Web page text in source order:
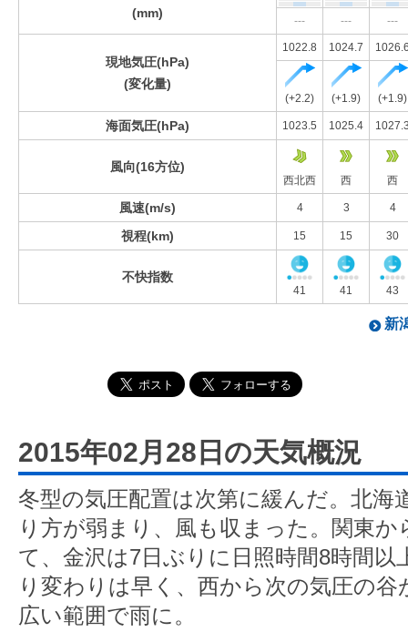
(mm)
--- --- ---
現地気圧(hPa)
(変化量)
1022.8 1024.7
(+2.2) (+1.9) (+1.9)
海面気圧(hPa) 1023.5 1025.4
風向(16方位)
西北西 西 西
風速(m/s) 4 3 4
視程(km) 15 15 30
不快指数
41 41 43
新
2015年02月28日の天気概況
冬型の気圧配置は次第に緩んだ。北海
り方が弱まり、風も収まった。関東
て、金沢は7日ぶりに日照時間8時間以
り変わりは早く、西から次の気圧の
広い範囲で雨に。